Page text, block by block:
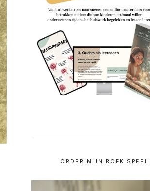
ORDER MIJN BOEK SPEEL!